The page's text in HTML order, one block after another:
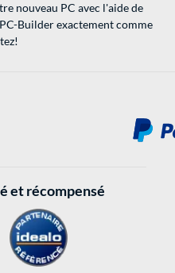
nouveau PC avec l'aide de
Builder exactement comme
et récompensé